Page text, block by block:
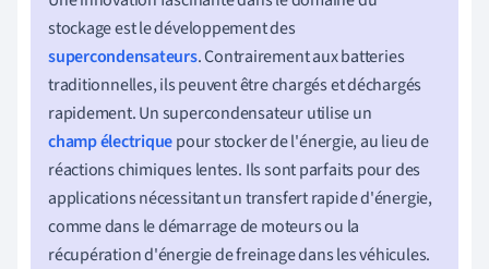
stockage est le développement des
supercondensateurs. Contrairement aux batteries
traditionnelles, ils peuvent être chargés et déchargés
rapidement. Un supercondensateur utilise un
champ électriquepour stocker de l'énergie, au lieu de
réactions chimiques lentes. Ils sont parfaits pour des
applications nécessitant un transfert rapide d'énergie,
comme dans le démarrage de moteurs ou la
récupération d'énergie de freinage dans les véhicules.